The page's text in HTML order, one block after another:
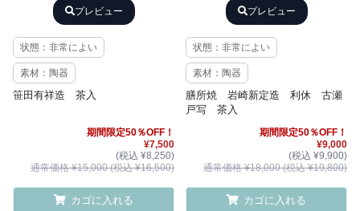
プレビュー
状態：非常によい
素材：陶器
笹田有祥造 茶入
期間限定50％OFF！
¥7,500
(税込 ¥8,250)
通常価格 ¥15,000 (税込 ¥16,500)
カゴに入れる
プレビュー
状態：非常によい
素材：陶器
膳所焼 岩崎新定造 利休 古瀬
戸写 茶入
期間限定50％OFF！
¥9,000
(税込 ¥9,900)
通常価格 ¥18,000 (税込 ¥19,800)
カゴに入れる